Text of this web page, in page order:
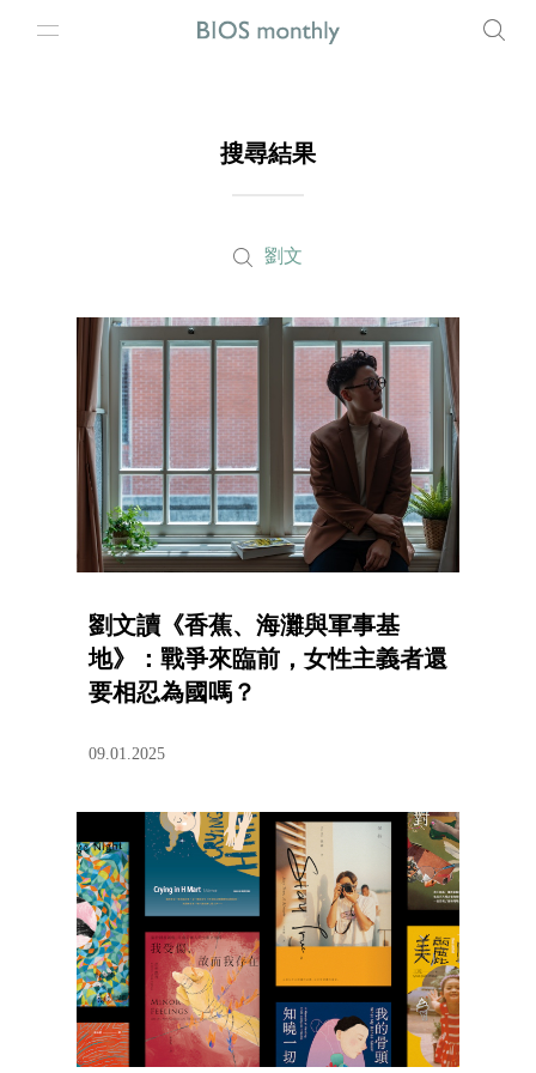
搜尋結果
劉文
劉文讀《香蕉、海灘與軍事基
地》：戰爭來臨前，女性主義者還
要相忍為國嗎？
09.01.2025